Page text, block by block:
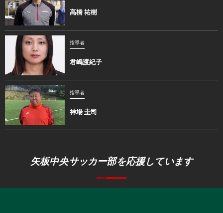
高橋 祐樹
指導者
君嶋渡紀子
指導者
神場 圭司
矢板中央サッカー部を応援しています